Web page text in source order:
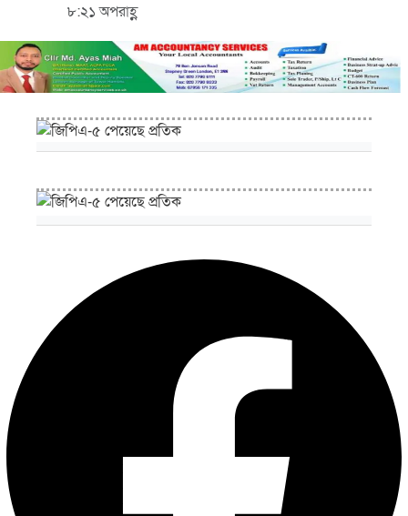
৮:২১ অপরাহ্ণ